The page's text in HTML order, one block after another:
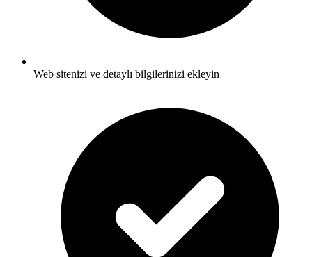
Web sitenizi ve detaylı bilgilerinizi ekleyin